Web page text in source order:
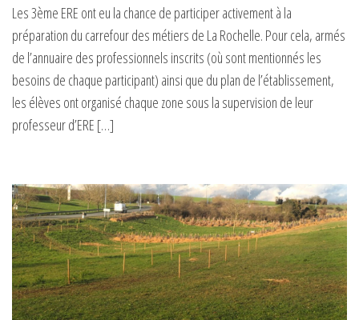
Les 3ème ERE ont eu la chance de participer activement à la
préparation du carrefour des métiers de La Rochelle. Pour cela, armés
de l’annuaire des professionnels inscrits (où sont mentionnés les
besoins de chaque participant) ainsi que du plan de l’établissement,
les élèves ont organisé chaque zone sous la supervision de leur
professeur d’ERE […]